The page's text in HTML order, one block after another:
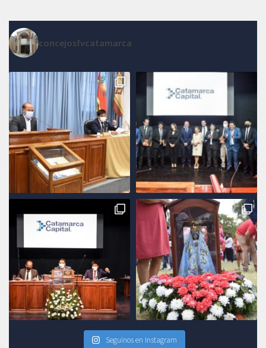
concejosfvcatamarca
Seguinos en Instagram